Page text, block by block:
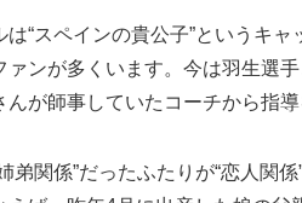
は“スペインの貴公子”というキ
ァンが多くいます。今は羽生選
んが師事していたコーチから指
弟関係”だったふたりが“恋人関